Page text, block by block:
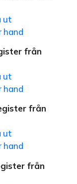
ut
hand
från
ut
hand
från
ut
hand
från